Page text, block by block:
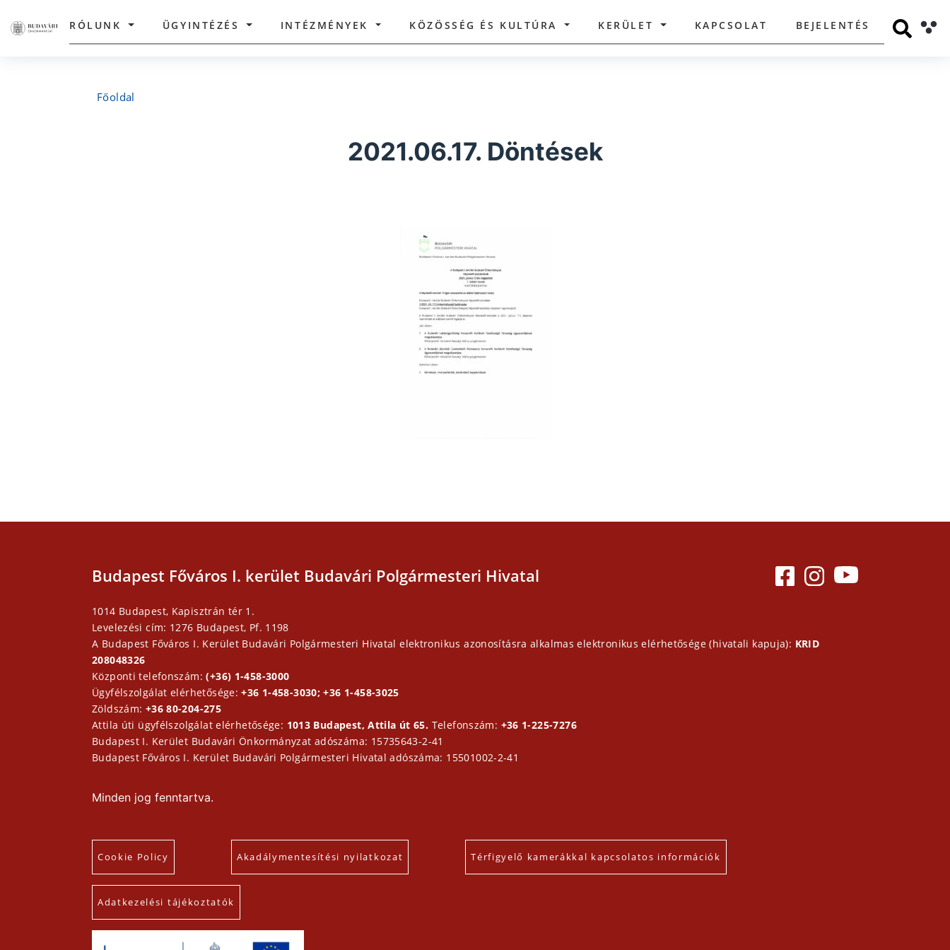
RÓLUNK ÜGYINTÉZÉS INTÉZMÉNYEK KÖZÖSSÉG ÉS KULTÚRA KERÜLET KAPCSOLAT BEJELENTÉS
Főoldal
2021.06.17. Döntések
Budapest Főváros I. kerület Budavári Polgármesteri Hivatal
1014 Budapest, Kapisztrán tér 1.
Levelezési cím: 1276 Budapest, Pf. 1198
A Budapest Főváros I. Kerület Budavári Polgármesteri Hivatal elektronikus azonosításra alkalmas elektronikus elérhetősége (hivatali kapuja): KRID
208048326
Központi telefonszám:(+36) 1-458-3000
Ügyfélszolgálat elérhetősége:+36 1-458-3030; +36 1-458-3025
Zöldszám: +36 80-204-275
Attila úti ügyfélszolgálat elérhetősége: 1013 Budapest, Attila út 65. Telefonszám: +36 1-225-7276
Budapest I. Kerület Budavári Önkormányzat adószáma: 15735643-2-41
Budapest Főváros I. Kerület Budavári Polgármesteri Hivatal adószáma: 15501002-2-41
Minden jog fenntartva.
Cookie Policy Akadálymentesítési nyilatkozat Térfigyelő kamerákkal kapcsolatos információk
Adatkezelési tájékoztatók